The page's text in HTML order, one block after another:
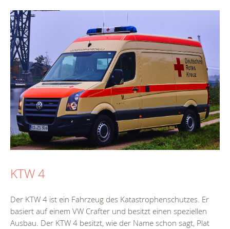
KTW 4
Der KTW 4 ist ein Fahrzeug des Katastrophenschutzes. Er
basiert auf einem VW Crafter und besitzt einen speziellen
Ausbau. Der KTW 4 besitzt, wie der Name schon sagt, Plat